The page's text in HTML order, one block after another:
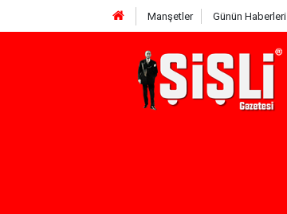
Manşetler Günün Haberleri